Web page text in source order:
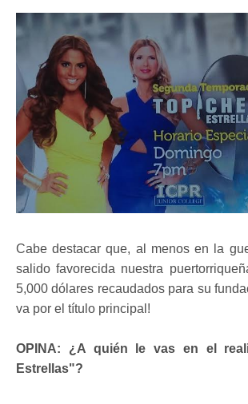
Cabe destacar que, al menos en la
salido favorecida nuestra
5,000 dólares recaudados para su
va por el título principal!
OPINA: ¿A quién le vas en el
Estrellas"?